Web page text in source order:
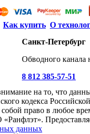
Как купить О
Санкт-Петербург
Обводного канала
8 812 385-57-51
на то, что
кодекса
собой право в любое
данных